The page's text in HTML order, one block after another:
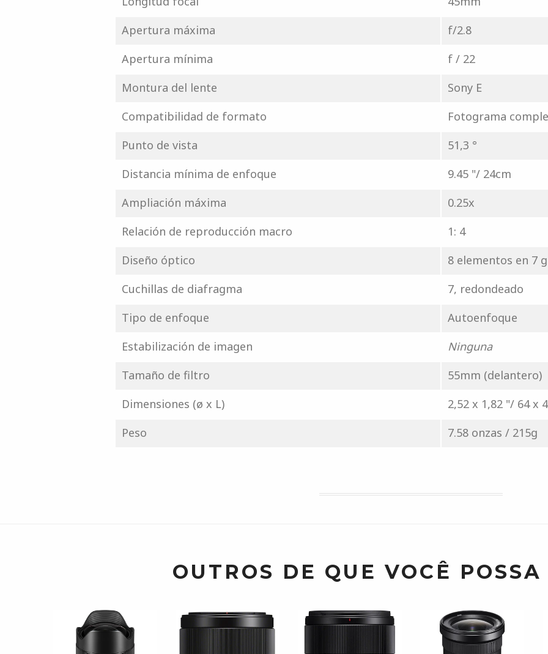
Apertura máxima
f/2.8
Apertura mínima
f / 22
Montura del lente
Sony E
Compatibilidad de formato
Fotograma
Punto de vista
51,3 °
Distancia mínima de enfoque
9.45 "/ 24cm
Ampliación máxima
0.25x
Relación de reproducción macro
1: 4
Diseño óptico
8 elementos en 7
Cuchillas de diafragma
7, redondeado
Tipo de enfoque
Autoenfoque
Estabilización de imagen
Ninguna
Tamaño de filtro
55mm (delantero)
Dimensiones (ø x L)
2,52 x 1,82 "/ 64 x
Peso
7.58 onzas / 215g
OUTROS DE QUE VOCÊ POSSA